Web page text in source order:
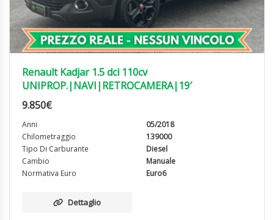
Renault Kadjar 1.5 dci 110cv
UNIPROP.|NAVI|RETROCAMERA|19′
9.850€
Anni
05/2018
Chilometraggio
139000
Tipo Di Carburante
Diesel
Cambio
Manuale
Normativa Euro
Euro6
Dettaglio